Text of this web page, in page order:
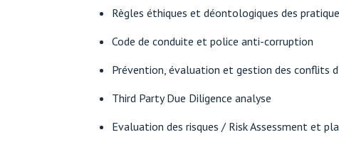
Règles éthiques et déontologiques des
Code de conduite et police anti-corruption
Prévention, évaluation et gestion des conflits
Third Party Due Diligence analyse
Evaluation des risques / Risk Assessment et